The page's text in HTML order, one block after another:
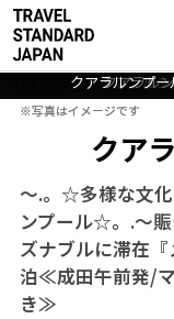
アジア マレーシ
クア
～.。☆多様な文
ンプール☆。.～
ズナブルに滞在
泊≪成田午前発/
き≫
クアラ
クアラル
クアラル
クアラルンプ
クアラルンプー
※写真はイメージです
※写真はイメージです